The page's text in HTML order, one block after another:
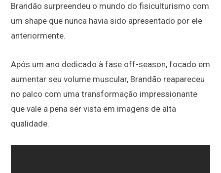
Brandão surpreendeu o mundo do fisiculturismo com
um shape que nunca havia sido apresentado por ele
anteriormente.
Após um ano dedicado à fase off-season, focado em
aumentar seu volume muscular, Brandão reapareceu
no palco com uma transformação impressionante
que vale a pena ser vista em imagens de alta
qualidade.